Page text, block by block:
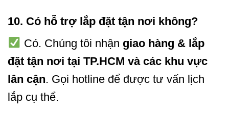
10. Có hỗ trợ lắp đặt tận nơi không?
Có. Chúng tôi nhận giao hàng & lắp
đặt tận nơi tại TP.HCM và các khu vực
lân cận. Gọi hotline để được tư vấn lịch
lắp cụ thể.